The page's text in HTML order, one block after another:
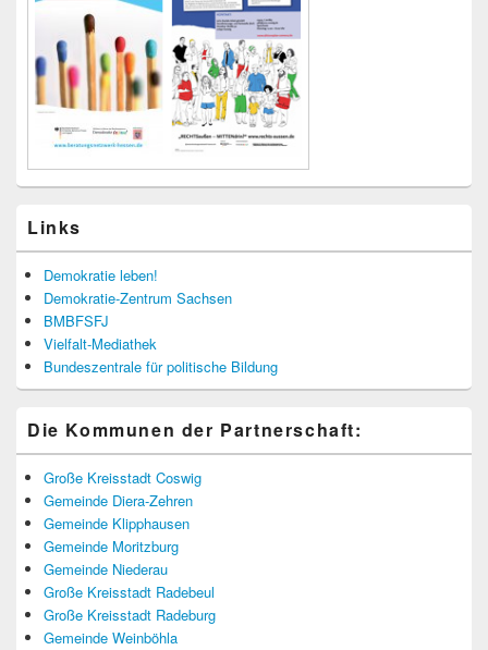
Links
Demokratie leben!
Demokratie-Zentrum Sachsen
BMBFSFJ
Vielfalt-Mediathek
Bundeszentrale für politische Bildung
Die Kommunen der Partnerschaft:
Große Kreisstadt Coswig
Gemeinde Diera-Zehren
Gemeinde Klipphausen
Gemeinde Moritzburg
Gemeinde Niederau
Große Kreisstadt Radebeul
Große Kreisstadt Radeburg
Gemeinde Weinböhla